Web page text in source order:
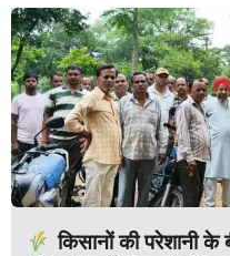
किसानों की परेशानी